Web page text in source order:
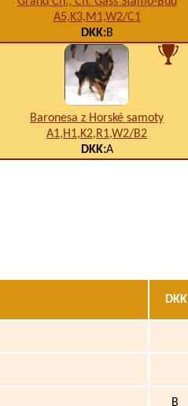
A5,K3,M1,W2/C1
DKK:B
Baronesa z Horské samoty
A1,H1,K2,R1,W2/B2
DKK:A
DKK
B